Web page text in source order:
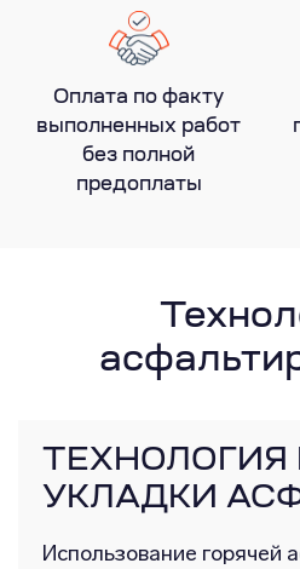
Оплата по факту
выполненных работ
без полной
предоплаты
ТЕХНОЛОГИЯ
УКЛАДКИ
Использование горячей